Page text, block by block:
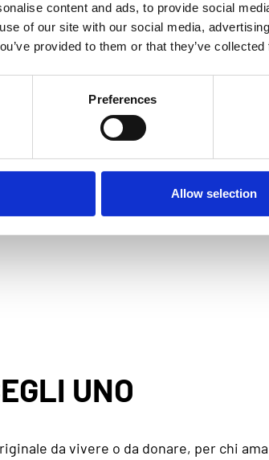
content and ads, to provide social
of our site with our social media,
provided to them or that they’ve
Preferences
Allow selection
UNO
da vivere o da donare, per chi